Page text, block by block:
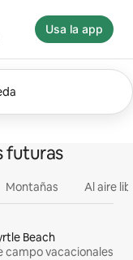
Usa la app
fecha. Cambia la
Experiencias
futuras
Montañas Al aire
Beach
campo vacacionales